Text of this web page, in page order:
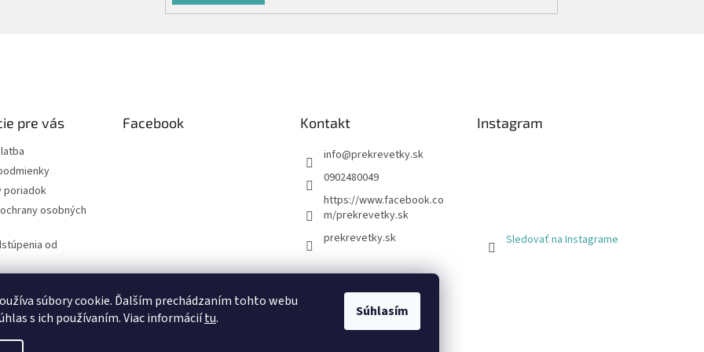
súbory cookie. Ďalším prechádzaním tohto webu
s ich používaním. Viac informáciítu. Súhlasím
pre vás
poriadok
osobných
od
Facebook Kontakt
info@prekrevetky.sk
0902480049
https://www.facebook.co
m/prekrevetky.sk
prekrevetky.sk
Instagram
Sledovať na Instagrame